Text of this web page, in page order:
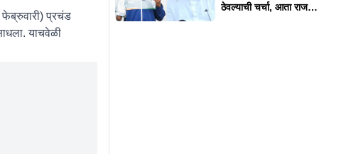
फेब्रुवारी) प्रचंड
याचवेळी
ठेवल्याची चर्चा, आता राज